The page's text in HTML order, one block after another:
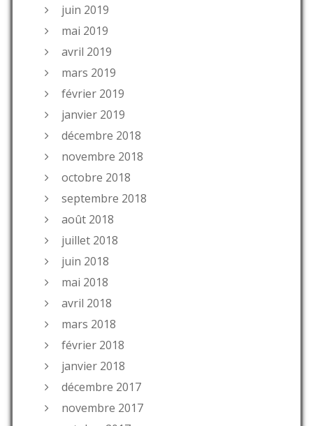
juin 2019
mai 2019
avril 2019
mars 2019
février 2019
janvier 2019
décembre 2018
novembre 2018
octobre 2018
septembre 2018
août 2018
juillet 2018
juin 2018
mai 2018
avril 2018
mars 2018
février 2018
janvier 2018
décembre 2017
novembre 2017